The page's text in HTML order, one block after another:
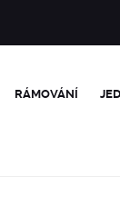
RÁMOVÁNÍ